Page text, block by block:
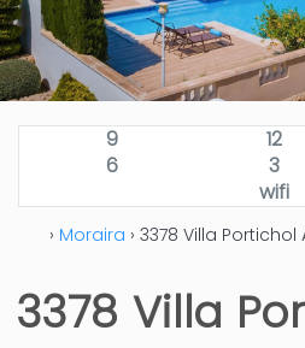
9 12
6
3
wifi
› Moraira › 3378 Villa Portichol
3378 Villa